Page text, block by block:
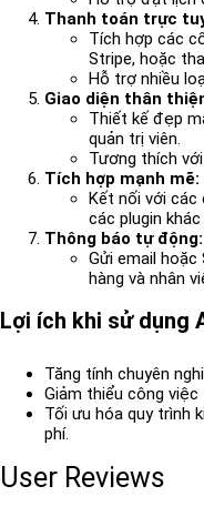
Thanh toán trực
Tích hợp các
Stripe, hoặc
Hỗ trợ nhiều
Giao diện thân
Thiết kế đẹp
quản trị viên.
Tương thích
Tích hợp mạnh mẽ:
Kết nối với các
các plugin
Thông báo tự động:
Gửi email hoặc
hàng và nhân
Lợi ích khi sử dụng
Tăng tính chuyên
Giảm thiểu công
Tối ưu hóa quy trình
phí.
User Reviews